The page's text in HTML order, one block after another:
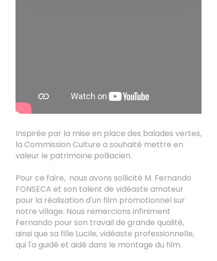
Inspirée par la mise en place des balades vertes,
la Commission Culture a souhaité mettre en
valeur le patrimoine polliacien.
Pour ce faire, nous avons sollicité M. Fernando
FONSECA et son talent de vidéaste amateur
pour la réalisation d'un film promotionnel sur
notre village. Nous remercions infiniment
Fernando pour son travail de grande qualité,
ainsi que sa fille Lucile, vidéaste professionnelle,
qui l'a guidé et aidé dans le montage du film.